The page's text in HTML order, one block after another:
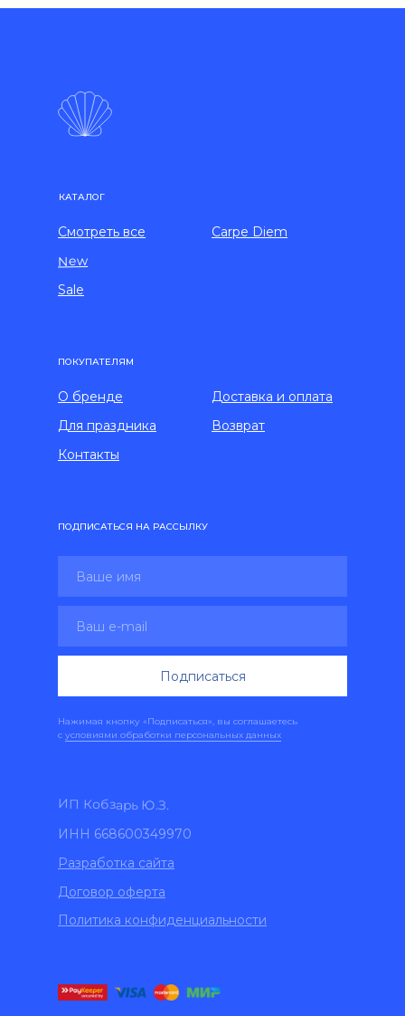
ИП Кобзарь Ю.З.
ИНН 668600349970
О бренде
Доставка и оплата
Возврат
Разработка сайта
Договор оферта
Политика конфиденциальности
Нажимая кнопку «Подписаться», вы соглашаетесь
с условиями обработки персональных данных
Подписаться
КАТАЛОГ
ПОКУПАТЕЛЯМ
Carpe Diem
Смотреть все
New
Sale
ПОДПИСАТЬСЯ НА РАССЫЛКУ
Контакты
Для праздника